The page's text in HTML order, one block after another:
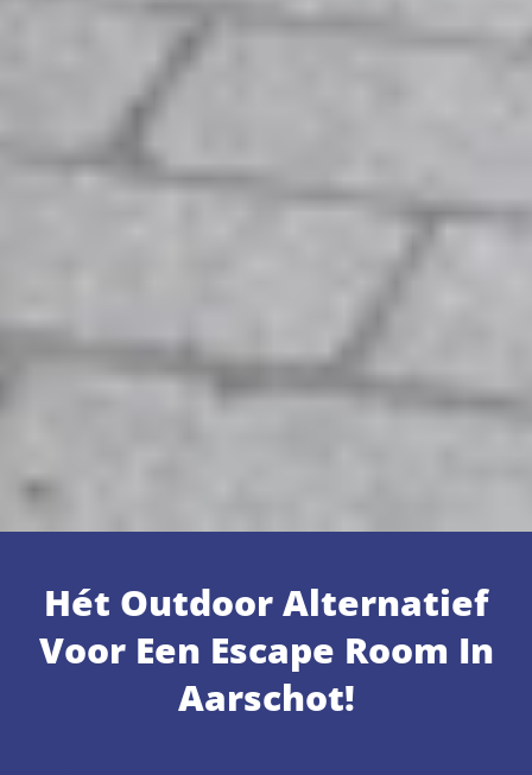
Hét Outdoor Alternatief
Voor Een Escape Room In
Aarschot!